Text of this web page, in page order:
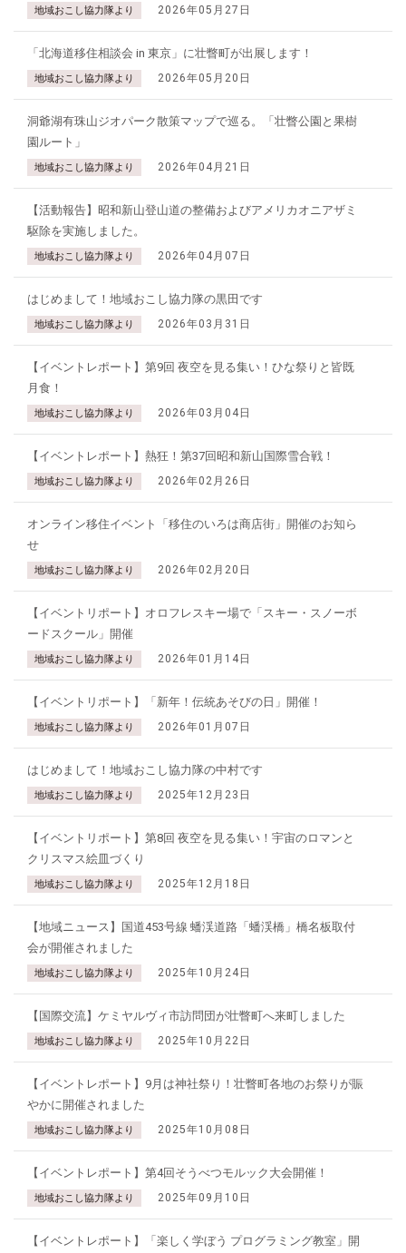
地域おこし協力隊より 2026年05月27日
「北海道移住相談会 in 東京」に壮瞥町が出展します！
地域おこし協力隊より 2026年05月20日
洞爺湖有珠山ジオパーク散策マップで巡る。「壮瞥公園と果樹
園ルート」
地域おこし協力隊より 2026年04月21日
【活動報告】昭和新山登山道の整備およびアメリカオニアザミ
駆除を実施しました。
地域おこし協力隊より 2026年04月07日
はじめまして！地域おこし協力隊の黒田です
地域おこし協力隊より 2026年03月31日
【イベントレポート】第9回 夜空を見る集い！ひな祭りと皆既
月食！
地域おこし協力隊より 2026年03月04日
【イベントレポート】熱狂！第37回昭和新山国際雪合戦！
地域おこし協力隊より 2026年02月26日
オンライン移住イベント「移住のいろは商店街」開催のお知ら
せ
地域おこし協力隊より 2026年02月20日
【イベントリポート】オロフレスキー場で「スキー・スノーボ
ードスクール」開催
地域おこし協力隊より 2026年01月14日
【イベントリポート】「新年！伝統あそびの日」開催！
地域おこし協力隊より 2026年01月07日
はじめまして！地域おこし協力隊の中村です
地域おこし協力隊より 2025年12月23日
【イベントリポート】第8回 夜空を見る集い！宇宙のロマンと
クリスマス絵皿づくり
地域おこし協力隊より 2025年12月18日
【地域ニュース】国道453号線 蟠渓道路「蟠渓橋」橋名板取付
会が開催されました
地域おこし協力隊より 2025年10月24日
【国際交流】ケミヤルヴィ市訪問団が壮瞥町へ来町しました
地域おこし協力隊より 2025年10月22日
【イベントレポート】9月は神社祭り！壮瞥町各地のお祭りが賑
やかに開催されました
地域おこし協力隊より 2025年10月08日
【イベントレポート】第4回そうべつモルック大会開催！
地域おこし協力隊より 2025年09月10日
【イベントレポート】「楽しく学ぼう プログラミング教室」開